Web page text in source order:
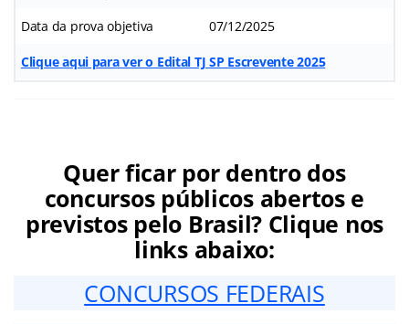
Data da prova objetiva 07/12/2025
Clique aqui para ver o Edital TJ SP Escrevente 2025
Quer ficar por dentro dos
concursos públicos abertos e
previstos pelo Brasil? Clique nos
links abaixo:
CONCURSOS FEDERAIS